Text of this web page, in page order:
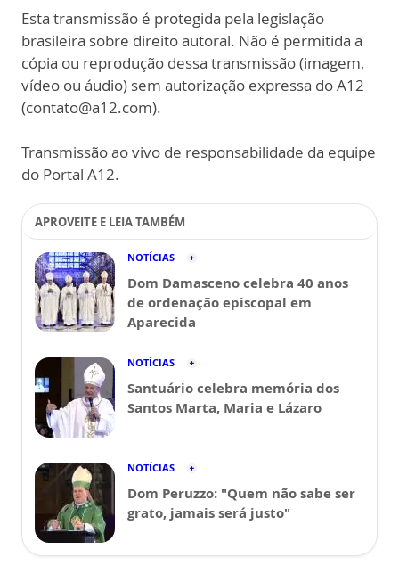
Esta transmissão é protegida pela legislação
brasileira sobre direito autoral. Não é permitida a
cópia ou reprodução dessa transmissão (imagem,
vídeo ou áudio) sem autorização expressa do A12
(contato@a12.com).
Transmissão ao vivo de responsabilidade da equipe
do Portal A12.
APROVEITE E LEIA TAMBÉM
NOTÍCIAS
Dom Damasceno celebra 40 anos
de ordenação episcopal em
Aparecida
NOTÍCIAS
Santuário celebra memória dos
Santos Marta, Maria e Lázaro
NOTÍCIAS
Dom Peruzzo: "Quem não sabe ser
grato, jamais será justo"